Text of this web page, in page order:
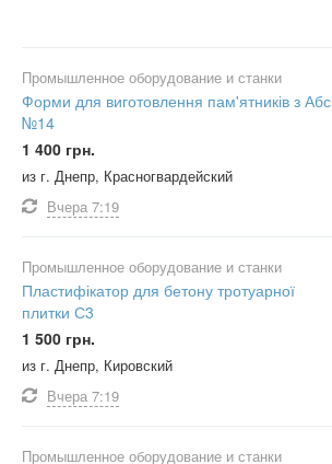
Промышленное оборудование и станки
Форми для виготовлення пам'ятників з Абс
№14
1 400 грн.
из г. Днепр, Красногвардейский
Вчера 7:19
Промышленное оборудование и станки
Пластифікатор для бетону тротуарної
плитки С3
1 500 грн.
из г. Днепр, Кировский
Вчера 7:19
Промышленное оборудование и станки